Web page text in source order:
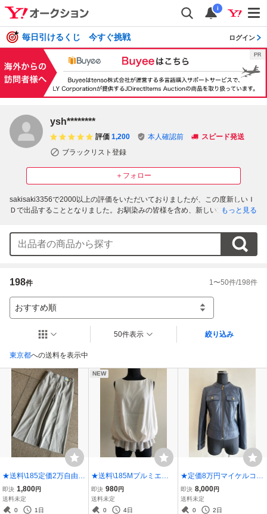
i
毎日引けるくじ 今すぐ挑戦 ログイン
ysh********
＋フォロー
評価 1,200 本人確認前
スピード発送
ブラックリスト登録
sakisaki3356で2000以上の評価をいただいておりましたが、この度新しいＩ
Ｄで出品することとなりました。お馴染みの皆様を含め、新しい方との出会
ＩＤをよろしくお願いいたします♪
もっと見る
198件 1 〜50件/198件
おすすめ順
東京都への送料を表示中
50件表示 絞り込み
★送料\185定価2万自由区
ワイド半端丈パンツ30★
グレー
即決 1,800円
送料未定
0
1日
NEW
★送料\185Mプルミエ裾
フリルふんわりノースリ
ーブブラウス34★白
即決 980円
送料未定
0
4日
★定価8万円マイケルコー
ス羊革ライダースジャケ
ットブルゾン4★紺
即決 8,000円
送料未定
0
2日